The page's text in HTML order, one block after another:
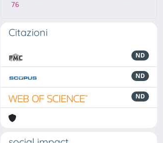
76
Citazioni
ND
ND
ND